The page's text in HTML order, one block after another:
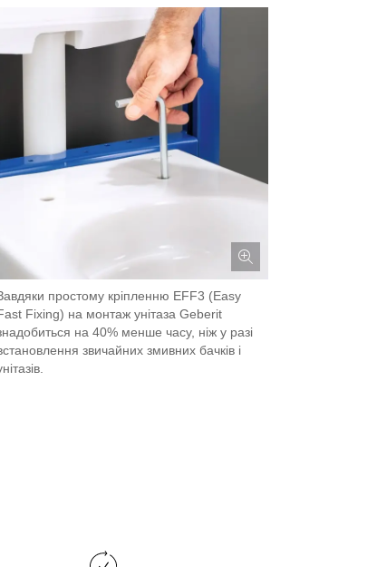
простому кріпленню EFF3 (Easy
Fixing) на монтаж унітаза Geberit
на 40% менше часу, ніж у разі
звичайних змивних бачків і